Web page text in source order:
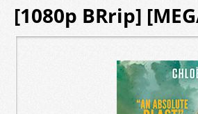
[1080p BRrip]